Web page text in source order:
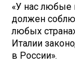
«У нас любые
должен
любых
Италии
в России».